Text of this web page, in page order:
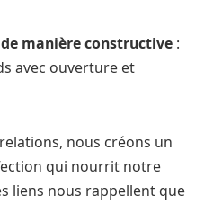
manière constructive :
avec ouverture et
nous créons un
qui nourrit notre
liens nous rappellent que